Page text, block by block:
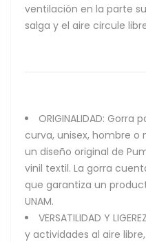
ventilación en la parte
salga y el aire circule
ORIGINALIDAD:
curva, unisex, hombre
un diseño original de
vinil textil. La gorra
que garantiza un
UNAM.
VERSATILIDAD Y
y actividades al aire